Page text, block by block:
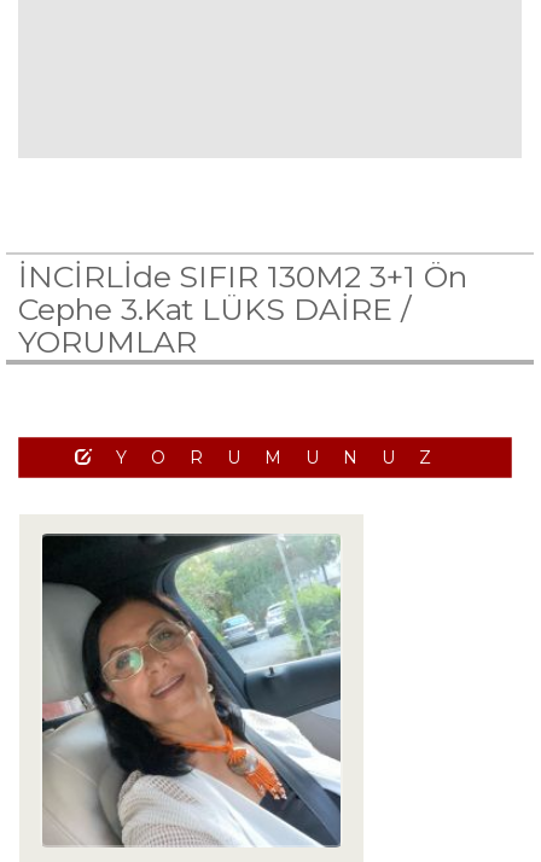
İNCİRLİde SIFIR 130M2 3+1 Ön
Cephe 3.Kat LÜKS DAİRE /
YORUMLAR
YORUMUNUZ